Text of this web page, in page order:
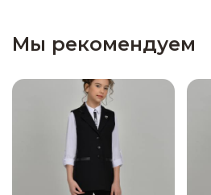
Мы рекомендуем